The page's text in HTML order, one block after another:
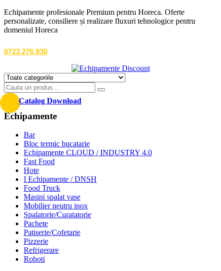
Echipamente profesionale Premium pentru Horeca. Oferte
personalizate, consiliere și realizare fluxuri tehnologice pentru
domeniul Horeca
0723.276.930
Catalog Download
Echipamente
Bar
Bloc termic bucatarie
Echipamente CLOUD / INDUSTRY 4.0
Fast Food
Hote
I Echipamente / DNSH
Food Truck
Masini spalat vase
Mobilier neutru inox
Spalatorie/Curatatorie
Pachete
Patiserie/Cofetarie
Pizzerie
Refrigerare
Roboti